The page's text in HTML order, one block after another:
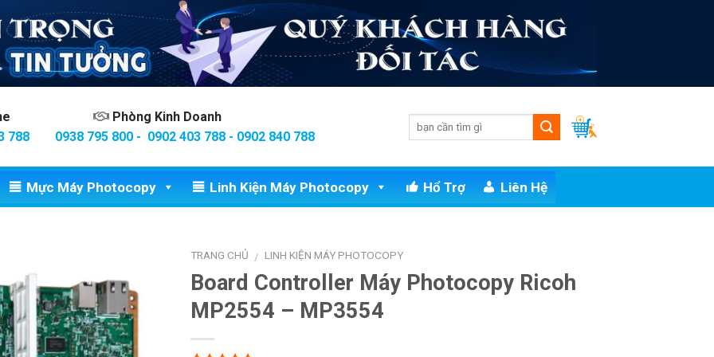
Phòng Kinh Doanh
788
0938 795 800 - 0902 403 788 - 0902 840 788
Mực Máy Photocopy Linh Kiện Máy Photocopy Hổ Trợ Liên Hệ
TRANG CHỦ / LINH KIỆN MÁY PHOTOCOPY
Board Controller Máy Photocopy Ricoh
MP2554 – MP3554